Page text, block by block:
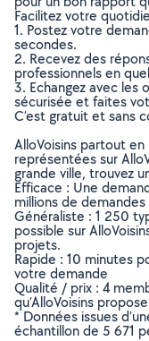
Facilitez votre
1. Postez votre
secondes.
2. Recevez des
professionnels en
3. Echangez avec les
sécurisée et faites
C’est gratuit et sans
AlloVoisins partout
représentées sur
grande ville, trouvez
Efficace : Une
millions de
Généraliste : 1 250
possible sur
projets.
Rapide : 10 minutes
votre demande
Qualité / prix : 4
qu’AlloVoisins
* Données issues
échantillon de 5 671